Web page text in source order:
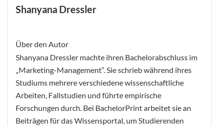
Shanyana Dressler
Über den Autor
Shanyana Dressler machte ihren Bachelorabschluss im
„Marketing-Management“. Sie schrieb während ihres
Studiums mehrere verschiedene wissenschaftliche
Arbeiten, Fallstudien und führte empirische
Forschungen durch. Bei BachelorPrint arbeitet sie an
Beiträgen für das Wissensportal, um Studierenden